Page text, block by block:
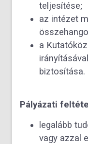
teljesítése;
az intézet
a
biztosítása.
Pályázati
legalább
vagy azzal